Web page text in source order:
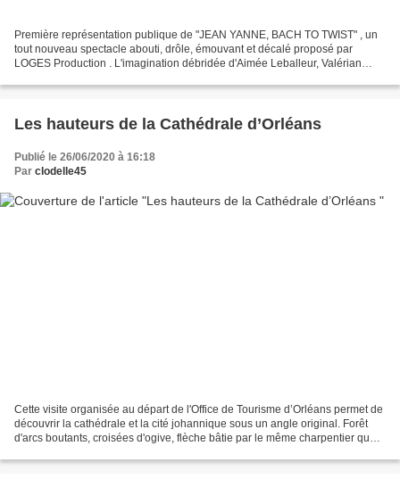
Première représentation publique de "JEAN YANNE, BACH TO TWIST" , un
tout nouveau spectacle abouti, drôle, émouvant et décalé proposé par
LOGES Production . L'imagination débridée d'Aimée Leballeur, Valérian
Les hauteurs de la Cathédrale d’Orléans
Publié le 26/06/2020 à 16:18
Par clodelle45
Cette visite organisée au départ de l'Office de Tourisme d’Orléans permet de
découvrir la cathédrale et la cité johannique sous un angle original. Forêt
d'arcs boutants, croisées d'ogive, flèche bâtie par le même charpentier que